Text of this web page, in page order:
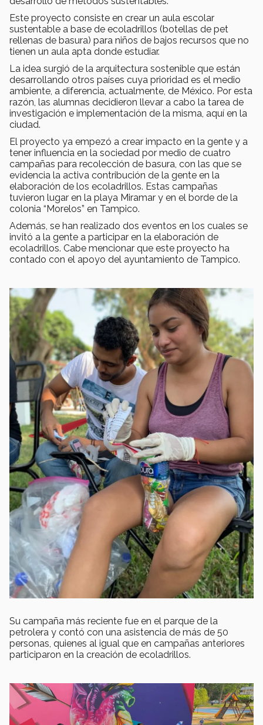
Este proyecto consiste en crear un aula escolar
sustentable a base de ecoladrillos (botellas de pet
rellenas de basura) para niños de bajos recursos que no
tienen un aula apta donde estudiar.
La idea surgió de la arquitectura sostenible que están
desarrollando otros países cuya prioridad es el medio
ambiente, a diferencia, actualmente, de México. Por esta
razón, las alumnas decidieron llevar a cabo la tarea de
investigación e implementación de la misma, aquí en la
ciudad.
El proyecto ya empezó a crear impacto en la gente y a
tener influencia en la sociedad por medio de cuatro
campañas para recolección de basura, con las que se
evidencia la activa contribución de la gente en la
elaboración de los ecoladrillos. Estas campañas
tuvieron lugar en la playa Miramar y en el borde de la
colonia “Morelos” en Tampico.
Además, se han realizado dos eventos en los cuales se
invitó a la gente a participar en la elaboración de
ecoladrillos. Cabe mencionar que este proyecto ha
contado con el apoyo del ayuntamiento de Tampico.
Su campaña más reciente fue en el parque de la
petrolera y contó con una asistencia de más de 50
personas, quienes al igual que en campañas anteriores
participaron en la creación de ecoladrillos.